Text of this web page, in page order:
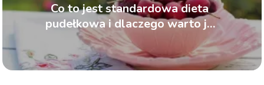
Co to jest standardowa dieta
pudełkowa i dlaczego warto ją
wypróbować?